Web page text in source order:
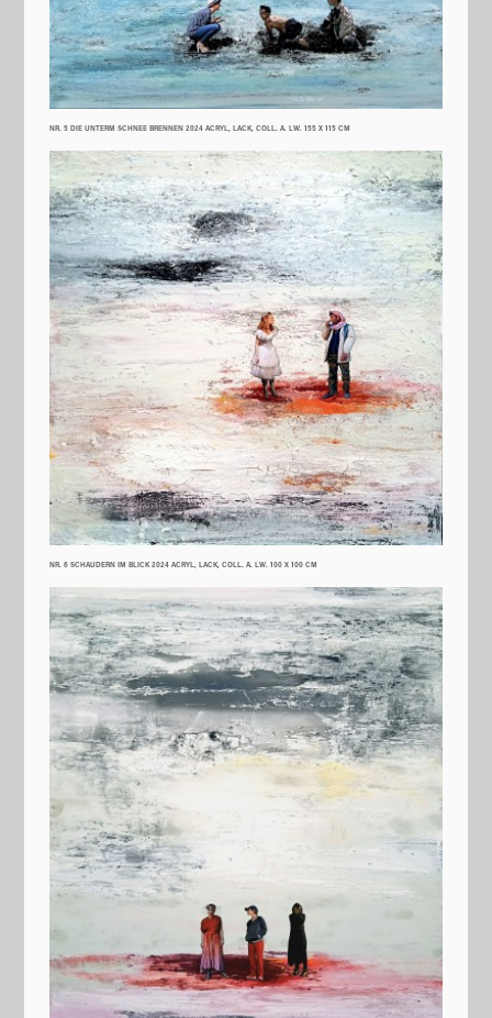
NR. 5 DIE UNTERM SCHNEE BRENNEN 2024 ACRYL, LACK, COLL. A. LW. 155 X 115 CM
NR. 6 SCHAUDERN IM BLICK 2024 ACRYL, LACK, COLL. A. LW. 100 X 100 CM